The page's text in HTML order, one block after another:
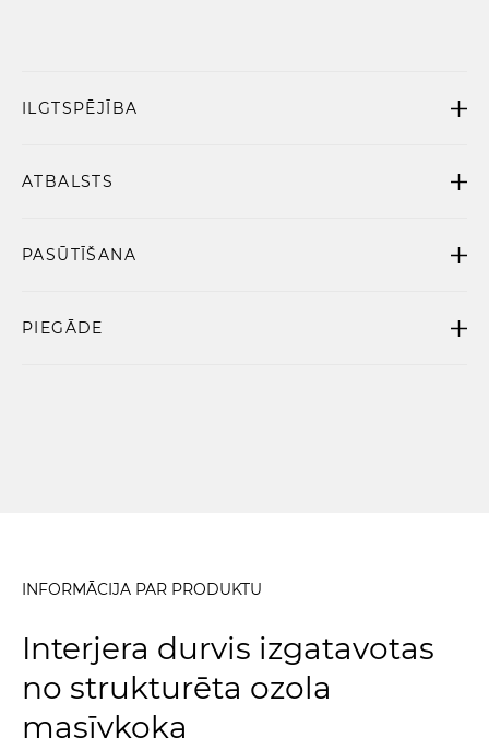
ILGTSPĒJĪBA
ATBALSTS
PASŪTĪŠANA
PIEGĀDE
INFORMĀCIJA PAR PRODUKTU
Interjera durvis izgatavotas
no strukturēta ozola
masīvkoka